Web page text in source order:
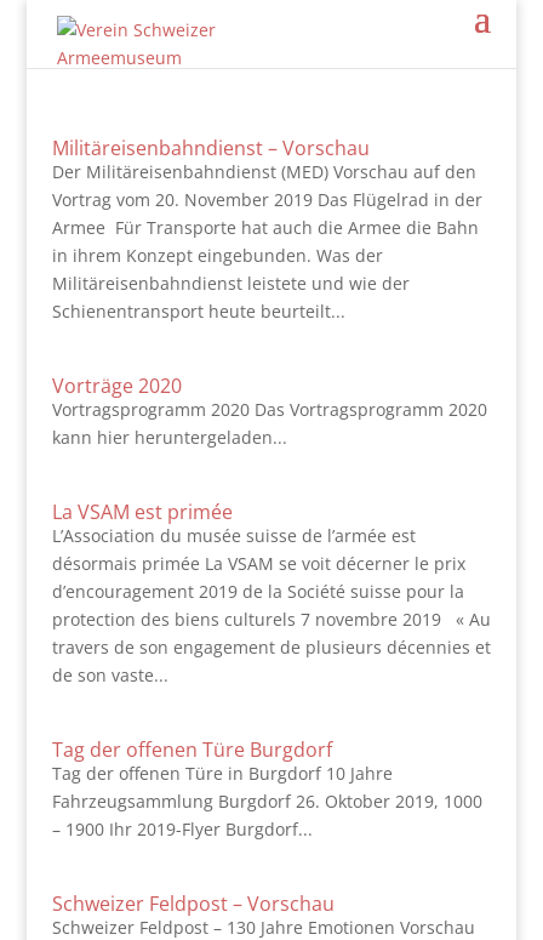
Militäreisenbahndienst – Vorschau
Der Militäreisenbahndienst (MED) Vorschau auf den
Vortrag vom 20. November 2019 Das Flügelrad in der
Armee Für Transporte hat auch die Armee die Bahn
in ihrem Konzept eingebunden. Was der
Militäreisenbahndienst leistete und wie der
Schienentransport heute beurteilt...
Vorträge 2020
Vortragsprogramm 2020 Das Vortragsprogramm 2020
kann hier heruntergeladen...
La VSAM est primée
L’Association du musée suisse de l’armée est
désormais primée La VSAM se voit décerner le prix
d’encouragement 2019 de la Société suisse pour la
protection des biens culturels 7 novembre 2019 « Au
travers de son engagement de plusieurs décennies et
de son vaste...
Tag der offenen Türe Burgdorf
Tag der offenen Türe in Burgdorf 10 Jahre
Fahrzeugsammlung Burgdorf 26. Oktober 2019, 1000
– 1900 Ihr 2019-Flyer Burgdorf...
Schweizer Feldpost – Vorschau
Schweizer Feldpost – 130 Jahre Emotionen Vorschau